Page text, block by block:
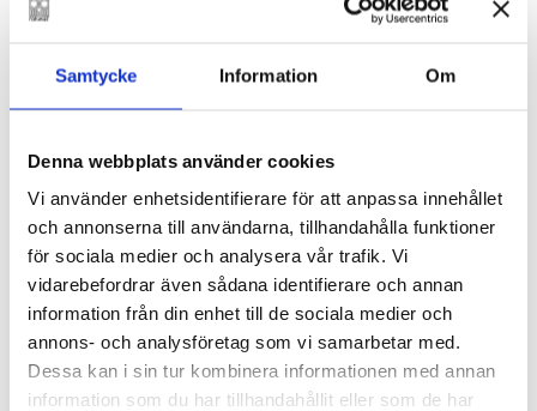
Samtycke Information Om
Denna webbplats använder cookies
Vi använder enhetsidentifierare för att anpassa innehållet
och annonserna till användarna, tillhandahålla funktioner
för sociala medier och analysera vår trafik. Vi
vidarebefordrar även sådana identifierare och annan
information från din enhet till de sociala medier och
annons- och analysföretag som vi samarbetar med.
Dessa kan i sin tur kombinera informationen med annan
information som du har tillhandahållit eller som de har
Aftonbladet
irkko Saisio kan vara den bästa nu levande
finska författaren. Saisio är nämligen en klok,
människa, och hon är en gudabenådad
berättare, en verklig mästare att skapa dialog.
Aamulehti
Ett engelskt omdöme om Saisio lyder: ”Som
Annie Ernaux fast rolig”. Det är en
bildungsroman skriven på käckt tilltal.
Bloggen Bernur